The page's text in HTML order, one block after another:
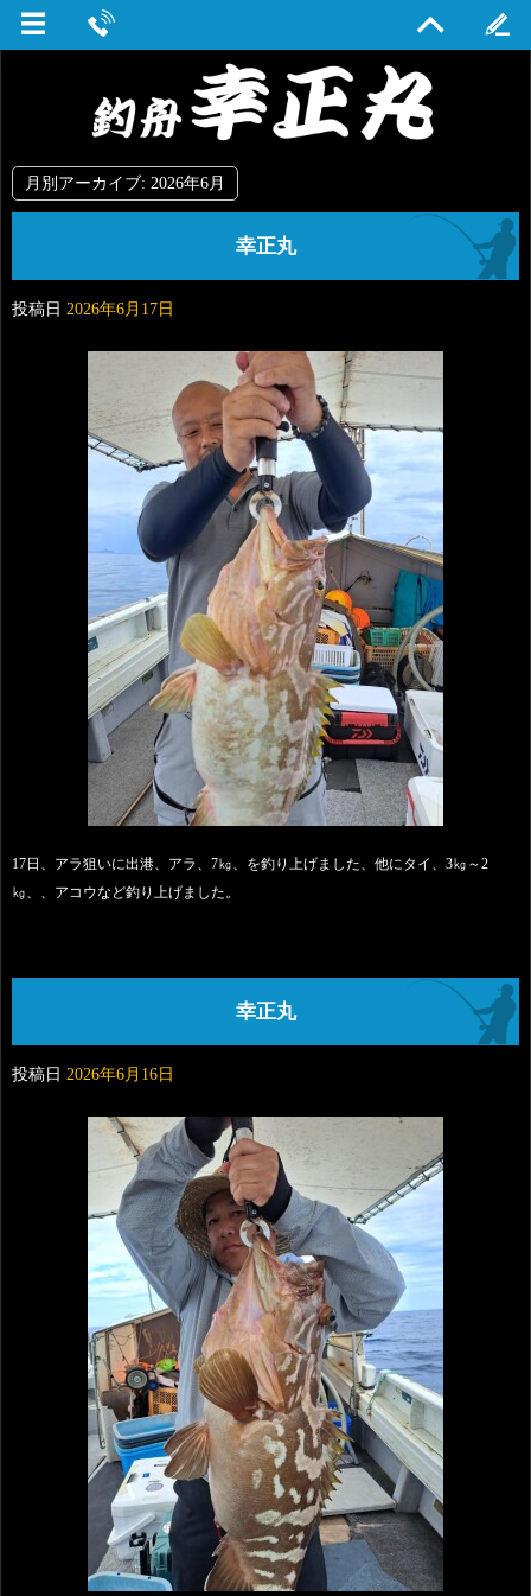
月別アーカイブ: 2026年6月
幸正丸
投稿日 2026年6月17日
17日、アラ狙いに出港、アラ、7㎏、を釣り上げました、他にタイ、3㎏～2
㎏、、アコウなど釣り上げました。
幸正丸
投稿日 2026年6月16日